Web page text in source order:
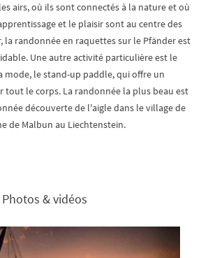
airs, où ils sont connectés à la nature et où
et le plaisir sont au centre des
la randonnée en raquettes sur le Pfänder est
Une autre activité particulière est le
mode, le stand-up paddle, qui offre un
le corps. La randonnée la plus beau est
découverte de l'aigle dans le village de
de Malbun au Liechtenstein.
Photos & vidéos